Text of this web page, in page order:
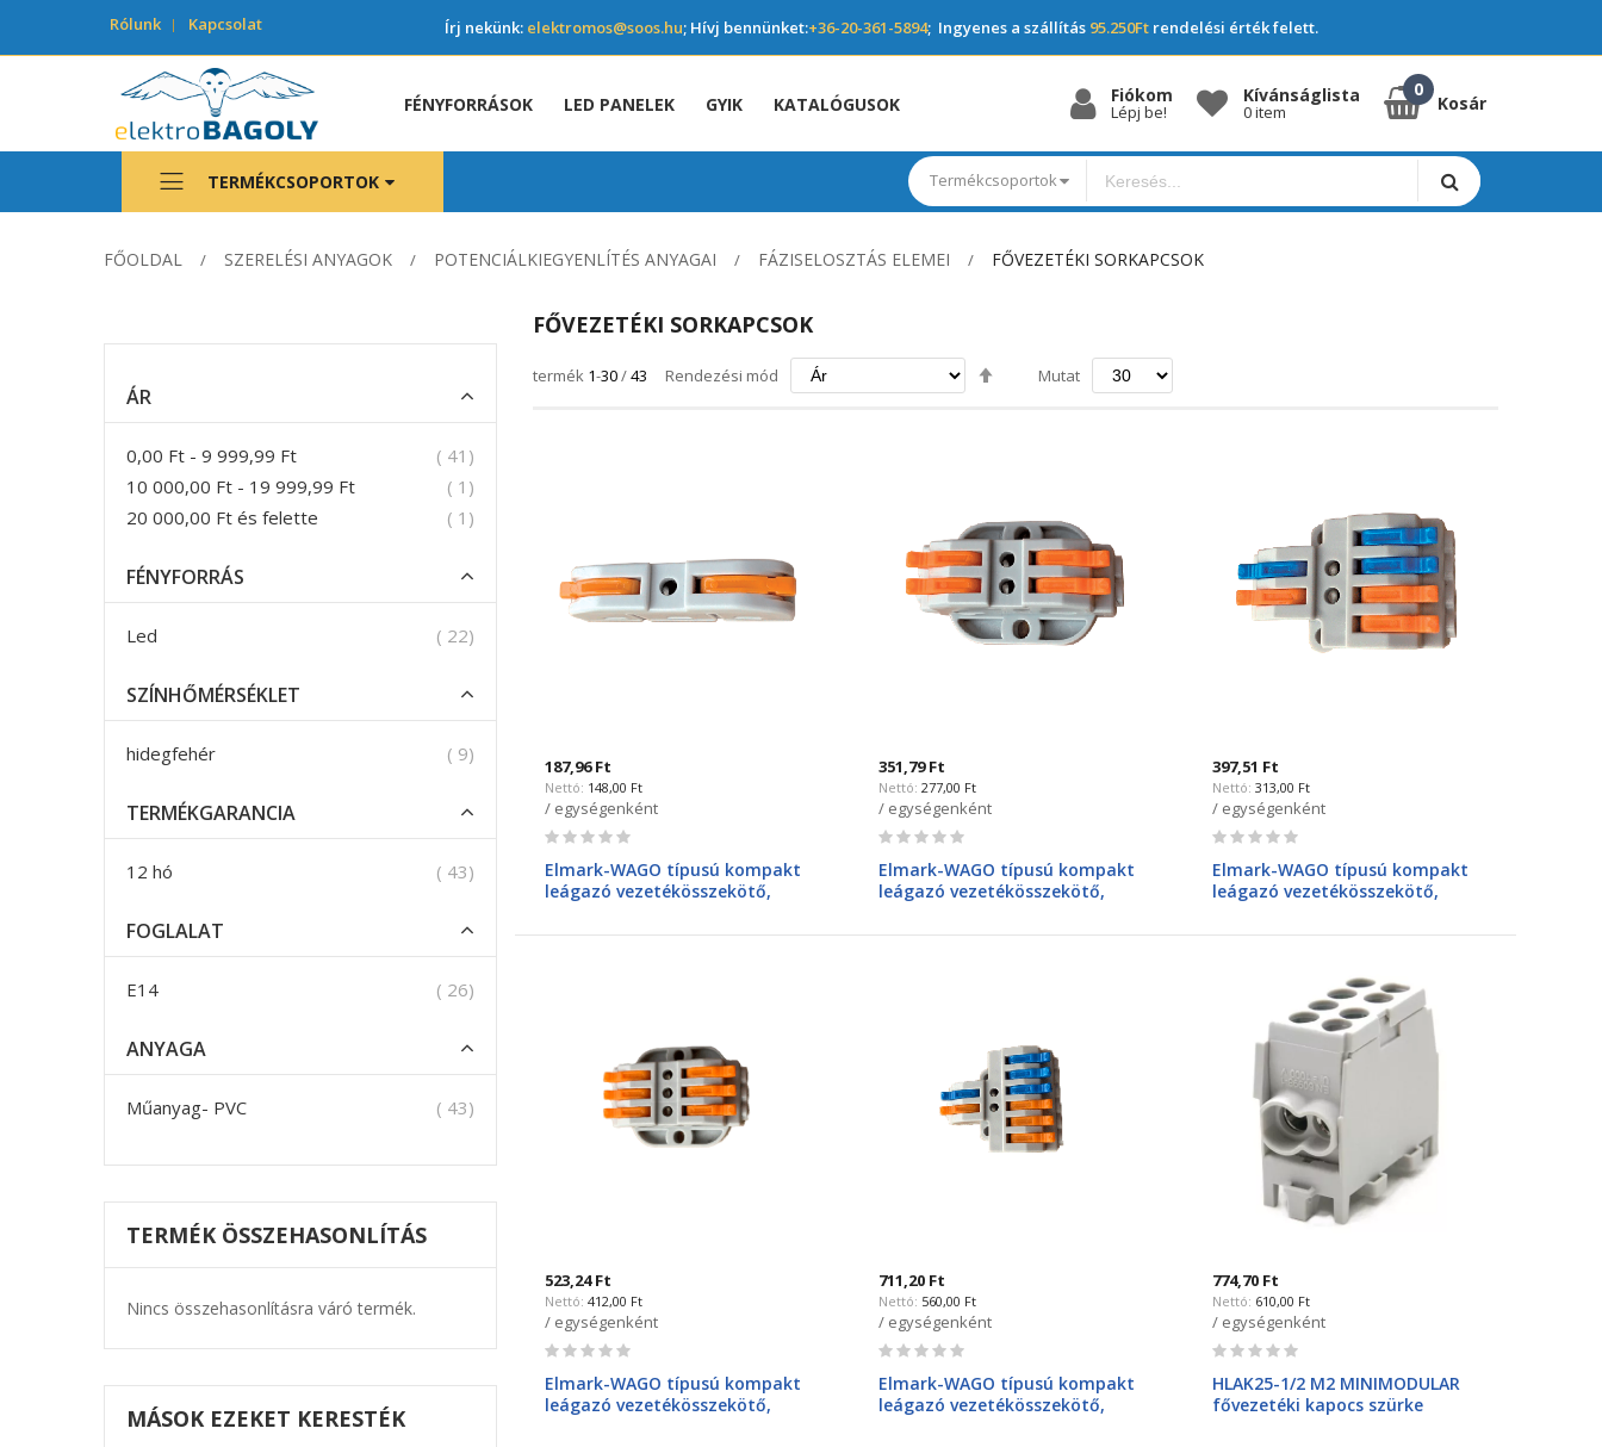
Rólunk Kapcsolat Írj nekünk: elektromos@soos.hu; Hívj bennünket:+36-20-361-5894; Ingyenes a szállítás 95.250Ft rendelési érték felett.
FÉNYFORRÁSOK LED PANELEK GYIK KATALÓGUSOK Fiókom
Lépj be!
Kívánságlista
0 item Kosár
TERMÉKCSOPORTOK Termékcsoportok
FŐOLDAL SZERELÉSI ANYAGOK POTENCIÁLKIEGYENLÍTÉS ANYAGAI FÁZISELOSZTÁS ELEMEI FŐVEZETÉKI SORKAPCSOK
FŐVEZETÉKI SORKAPCSOK
termék 1-30/43 Rendezési mód
Csökkenő
Mutat
187,96 Ft
148,00 Ft
/ egységenként
Rating:
Elmark-WAGO típusú kompakt
leágazó vezetékösszekötő,
32A, 4mm2
351,79 Ft
277,00 Ft
/ egységenként
Rating:
Elmark-WAGO típusú kompakt
leágazó vezetékösszekötő,
32A, 4mm2
397,51 Ft
313,00 Ft
/ egységenként
Rating:
Elmark-WAGO típusú kompakt
leágazó vezetékösszekötő,
32A, 4mm2
523,24 Ft
412,00 Ft
/ egységenként
Rating:
Elmark-WAGO típusú kompakt
leágazó vezetékösszekötő,
711,20 Ft
560,00 Ft
/ egységenként
Rating:
Elmark-WAGO típusú kompakt
leágazó vezetékösszekötő,
774,70 Ft
610,00 Ft
/ egységenként
Rating:
HLAK25-1/2 M2 MINIMODULAR
fővezetéki kapocs szürke
ÁR
0,00 Ft - 9 999,99 Ft 41 termék
10 000,00 Ft - 19 999,99 Ft 1 termék
20 000,00 Ft és felette 1 termék
FÉNYFORRÁS
Led 22termék
SZÍNHŐMÉRSÉKLET
hidegfehér 9termék
TERMÉKGARANCIA
12 hó 43termék
FOGLALAT
E14 26termék
ANYAGA
Műanyag- PVC 43termék
TERMÉK ÖSSZEHASONLÍTÁS
Nincs összehasonlításra váró termék.
MÁSOK EZEKET KERESTÉK